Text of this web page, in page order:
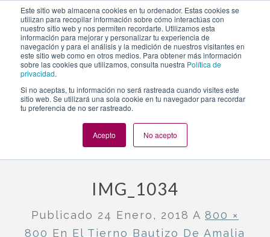
Este sitio web almacena cookies en tu ordenador. Estas cookies se
utilizan para recopilar información sobre cómo interactúas con
nuestro sitio web y nos permiten recordarte. Utilizamos esta
información para mejorar y personalizar tu experiencia de
navegación y para el análisis y la medición de nuestros visitantes en
este sitio web como en otros medios. Para obtener más información
sobre las cookies que utilizamos, consulta nuestra Política de
privacidad.
Si no aceptas, tu información no será rastreada cuando visites este
sitio web. Se utilizará una sola cookie en tu navegador para recordar
tu preferencia de no ser rastreado.
Acepto No acepto
https://www.evento.love/blog/tierno-bautizo-amalia-
maria/img_1034/
Nuestros eventos »El tierno bautizo de Amalia
IMG_1034
Publicado 24 Enero, 2018 A 800 ×
800 En El Tierno Bautizo De Amalia